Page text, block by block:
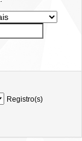
Registro(s)